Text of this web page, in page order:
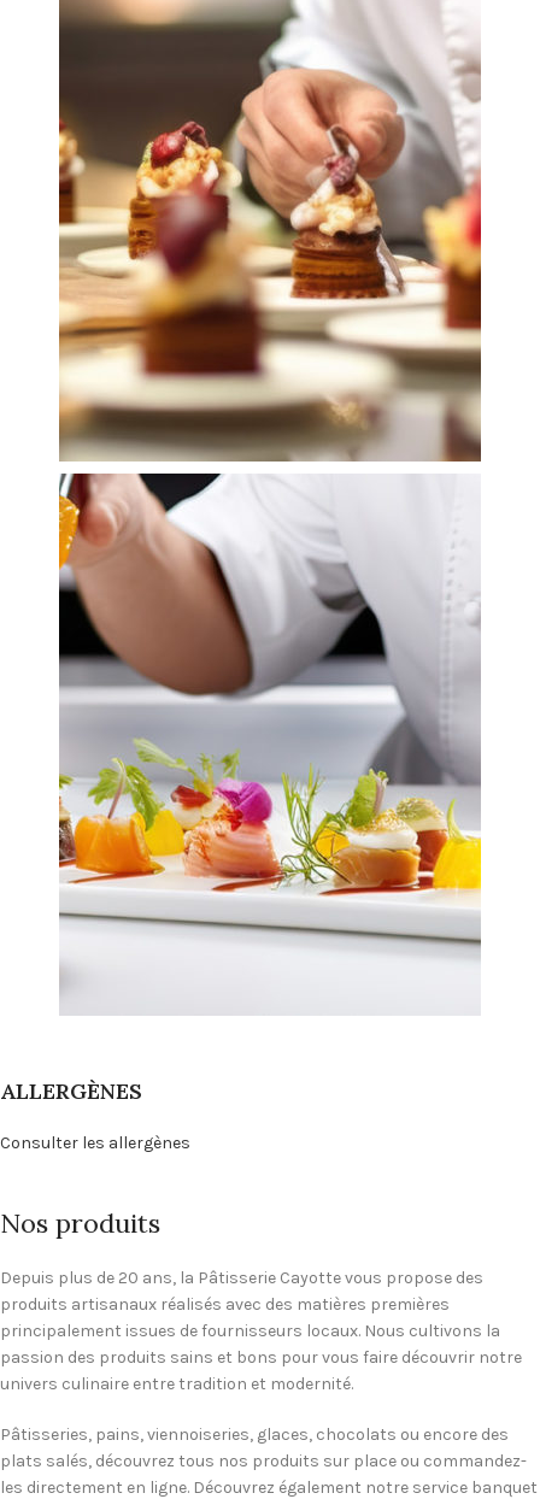
ALLERGÈNES
Consulter les allergènes
Nos produits
Depuis plus de 20 ans, la Pâtisserie Cayotte vous propose des
produits artisanaux réalisés avec des matières premières
principalement issues de fournisseurs locaux. Nous cultivons la
passion des produits sains et bons pour vous faire découvrir notre
univers culinaire entre tradition et modernité.
Pâtisseries, pains, viennoiseries, glaces, chocolats ou encore des
plats salés, découvrez tous nos produits sur place ou commandez-
les directement en ligne. Découvrez également notre service banquet